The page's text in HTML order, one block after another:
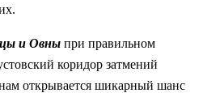
и Овны при правильном
коридор затмений
открывается шикарный шанс